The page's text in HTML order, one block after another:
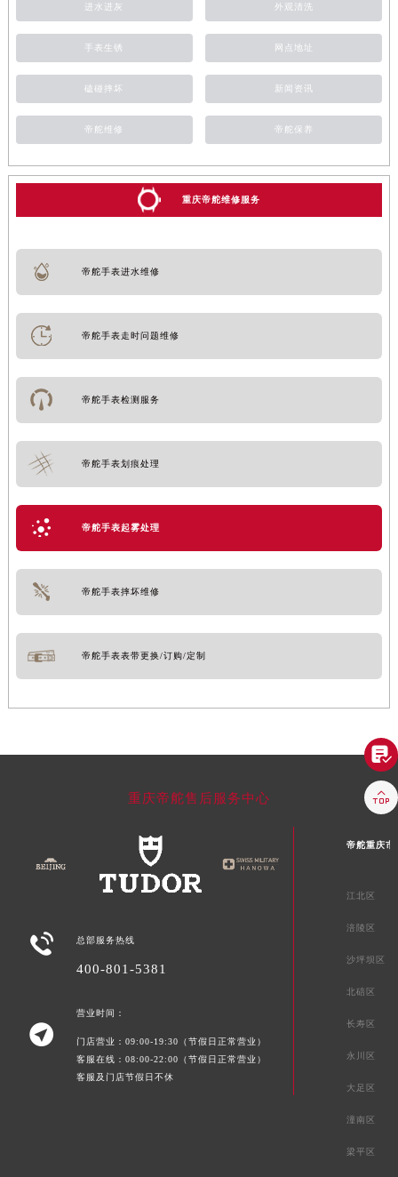
进水进灰 外观清洗
手表生锈 网点地址
磕碰摔坏 新闻资讯
帝舵维修 帝舵保养
重庆帝舵维修服务
帝舵手表进水维修
帝舵手表走时问题维修
帝舵手表检测服务
帝舵手表划痕处理
帝舵手表起雾处理
帝舵手表摔坏维修
帝舵手表表带更换/订购/定制
重庆帝舵售后服务中心
 总部服务热线
400-801-5381

营业时间：
门店营业：09:00-19:30（节假日正常营业）
客服在线：08:00-22:00（节假日正常营业）
客服及门店节假日不休
帝舵重庆市
江北区
涪陵区
沙坪坝区
北碚区
长寿区
永川区
大足区
潼南区
梁平区

